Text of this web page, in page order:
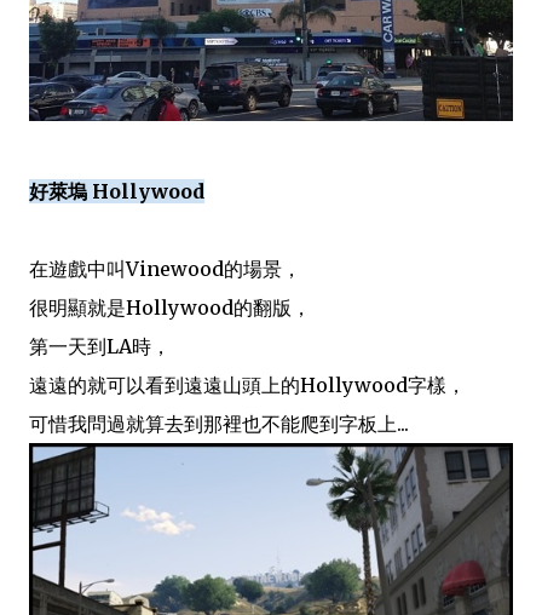
好萊塢 Hollywood
在遊戲中叫Vinewood的場景，
很明顯就是Hollywood的翻版，
第一天到LA時，
遠遠的就可以看到遠遠山頭上的Hollywood字樣，
可惜我問過就算去到那裡也不能爬到字板上...